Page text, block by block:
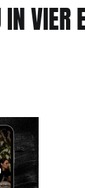
VIER